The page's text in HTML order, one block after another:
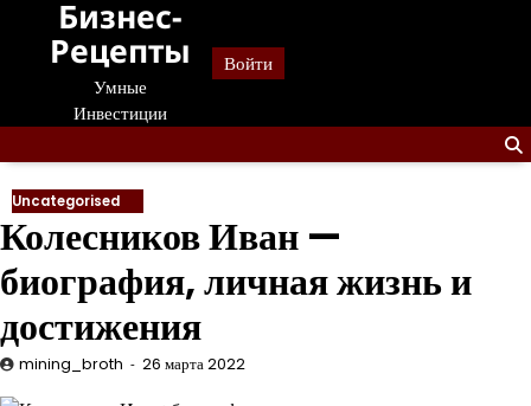
Перейти
содержанию
Бизнес-
Рецепты
Умные
Инвестиции
Войти
Uncategorised
Колесников Иван —
биография, личная жизнь и
достижения
mining_broth 26 марта 2022